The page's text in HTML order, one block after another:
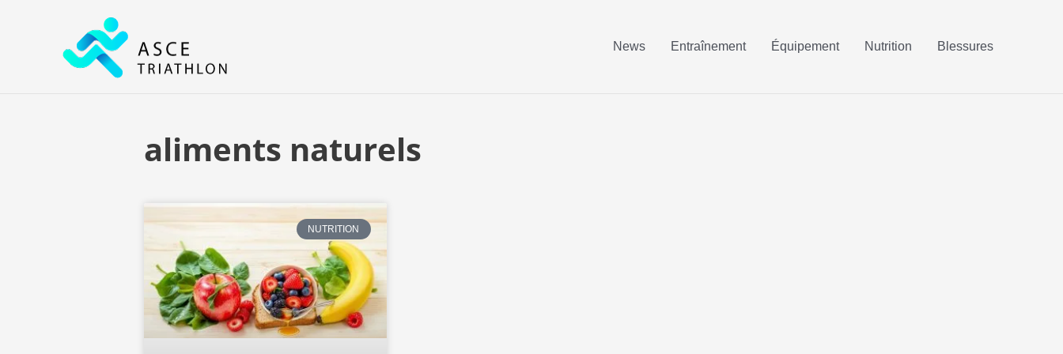
News Entraînement Équipement Nutrition Blessures
aliments naturels
NUTRITION